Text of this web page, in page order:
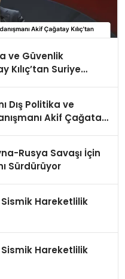
ve Güvenlik
Kılıç’tan Suriye
Dış Politika ve
Akif Çağatay
Rusya Savaşı İçin
Sürdürüyor
Sismik Hareketlilik
Sismik Hareketlilik